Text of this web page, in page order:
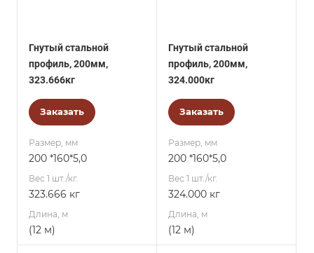
Гнутый стальной
профиль, 200мм,
323.666кг
Заказать
Размер, мм
200 *160*5,0
Вес 1 шт./кг.
323.666 кг
Длина, м
(12 м)
Гнутый стальной
профиль, 200мм,
324.000кг
Заказать
Размер, мм
200 *160*5,0
Вес 1 шт./кг.
324.000 кг
Длина, м
(12 м)